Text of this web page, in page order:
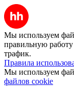
Мы используем
правильную работу
трафик.
Правила
Мы используем
файлов cookie